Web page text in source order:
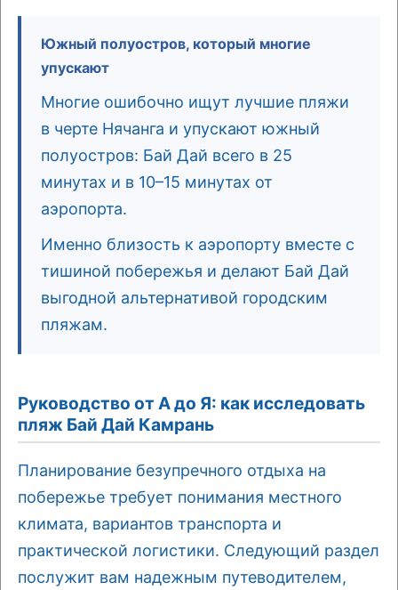
Южный полуостров, который многие
упускают
Многие ошибочно ищут лучшие пляжи
в черте Нячанга и упускают южный
полуостров: Бай Дай всего в 25
минутах и в 10–15 минутах от
аэропорта.
Именно близость к аэропорту вместе с
тишиной побережья и делают Бай Дай
выгодной альтернативой городским
пляжам.
Руководство от А до Я: как исследовать
пляж Бай Дай Камрань
Планирование безупречного отдыха на
побережье требует понимания местного
климата, вариантов транспорта и
практической логистики. Следующий раздел
послужит вам надежным путеводителем,